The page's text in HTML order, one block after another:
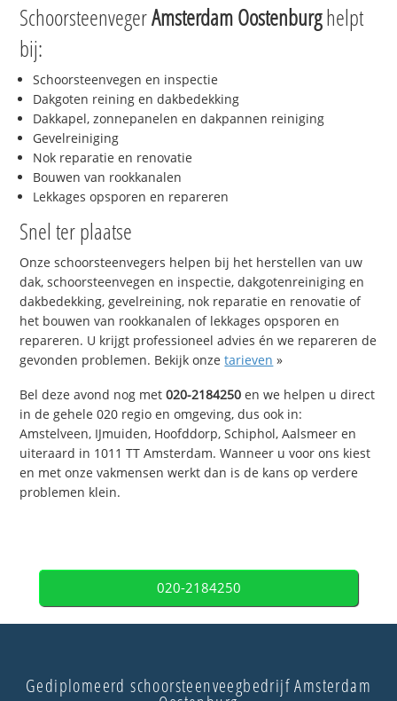
SchoorsteenvegerAmsterdam Oostenburghelpt
bij:
Schoorsteenvegen en inspectie
Dakgoten reining en dakbedekking
Dakkapel, zonnepanelen en dakpannen reiniging
Gevelreiniging
Nok reparatie en renovatie
Bouwen van rookkanalen
Lekkages opsporen en repareren
Snel ter plaatse
Onze schoorsteenvegers helpen bij het herstellen van uw
dak, schoorsteenvegen en inspectie, dakgotenreiniging en
dakbedekking, gevelreining, nok reparatie en renovatie of
het bouwen van rookkanalen of lekkages opsporen en
repareren. U krijgt professioneel advies én we repareren de
gevonden problemen. Bekijk onzetarieven »
Bel deze avond nog met020-2184250 en we helpen u direct
in de gehele 020 regio en omgeving, dus ook in:
Amstelveen, IJmuiden, Hoofddorp, Schiphol, Aalsmeer en
uiteraard in 1011 TT Amsterdam. Wanneer u voor ons kiest
en met onze vakmensen werkt dan is de kans op verdere
problemen klein.
020-2184250
Gediplomeerd schoorsteenveegbedrijf Amsterdam